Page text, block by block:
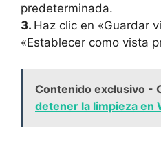
predeterminada.
3. Haz clic en «Guardar
«Establecer como vista
Contenido exclusivo -
detener la limpieza en